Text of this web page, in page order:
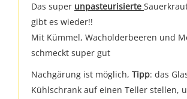
Das super unpasteurisierte
gibt es wieder!!
Mit Kümmel, Wacholderbeeren und
schmeckt super gut
Nachgärung ist möglich, Tipp: das
Kühlschrank auf einen Teller stellen,